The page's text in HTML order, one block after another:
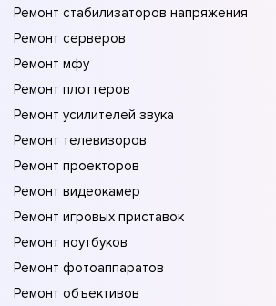
Ремонт стабилизаторов напряжения
Ремонт серверов
Ремонт мфу
Ремонт плоттеров
Ремонт усилителей звука
Ремонт телевизоров
Ремонт проекторов
Ремонт видеокамер
Ремонт игровых приставок
Ремонт ноутбуков
Ремонт фотоаппаратов
Ремонт объективов